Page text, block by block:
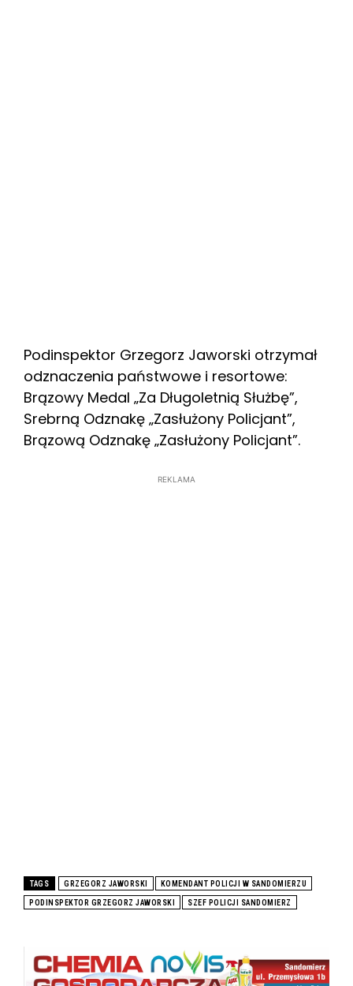
Podinspektor Grzegorz Jaworski otrzymał
odznaczenia państwowe i resortowe:
Brązowy Medal „Za Długoletnią Służbę”,
Srebrną Odznakę „Zasłużony Policjant”,
Brązową Odznakę „Zasłużony Policjant”.
REKLAMA
TAGS GRZEGORZ JAWORSKI KOMENDANT POLICJI W SANDOMIERZU
PODINSPEKTOR GRZEGORZ JAWORSKI SZEF POLICJI SANDOMIERZ